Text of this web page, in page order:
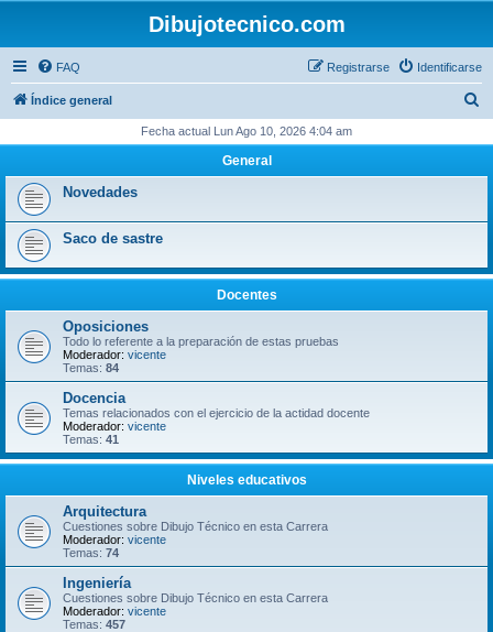
Dibujotecnico.com
FAQ Identificarse
Registrarse
Índice general
c
Fecha actual Lun Ago 10, 2026 4:04 am
General
Novedades
Saco de sastre
Docentes
Oposiciones
Todo lo referente a la preparación de estas pruebas
Moderador: vicente
Temas: 84
Docencia
Temas relacionados con el ejercicio de la actidad docente
Moderador: vicente
Temas: 41
Niveles educativos
Arquitectura
Cuestiones sobre Dibujo Técnico en esta Carrera
Moderador: vicente
Temas: 74
Ingeniería
Cuestiones sobre Dibujo Técnico en esta Carrera
Moderador: vicente
Temas: 457